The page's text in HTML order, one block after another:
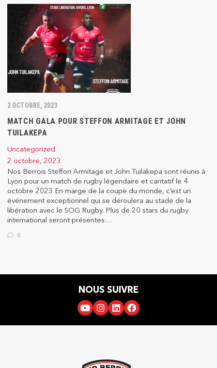
2 OCTOBRE, 2023
MATCH GALA POUR STEFFON ARMITAGE ET JOHN
TUILAKEPA
Uncategorized
2 octobre, 2023
Nos Berrois Steffon Armitage et John Tuilakepa sont réunis à
Lyon pour un match de rugby légendaire et caritatif le 4
octobre 2023 En marge de la coupe du monde, c’est un
événement exceptionnel qui se déroulera au stade de la
libération avec le SOG Rugby. Plus de 20 stars du rugby
international seront présentes…
0
NOUS SUIVRE